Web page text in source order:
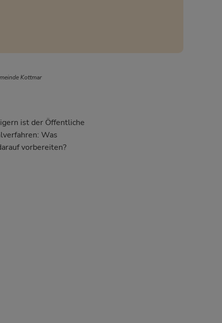
Kottmar
ist der Öffentliche
Was
vorbereiten?